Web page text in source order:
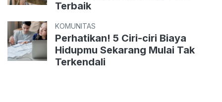
Terbaik
KOMUNITAS
Perhatikan! 5 Ciri-ciri Biaya
Hidupmu Sekarang Mulai Tak
Terkendali